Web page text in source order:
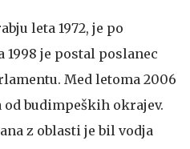
leta 1972, je po
je postal poslanec
Med letoma 2006
od budimpeških okrajev.
z oblasti je bil vodja